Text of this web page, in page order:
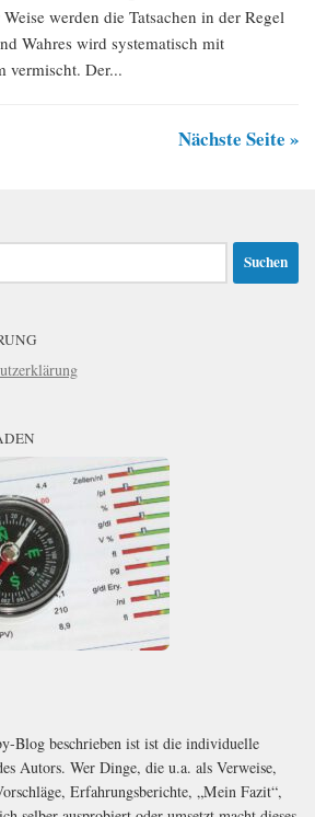
werden die Tatsachen in der Regel
Wahres wird systematisch mit
vermischt. Der...
Nächste Seite »
Blog beschrieben ist ist die individuelle
Autors. Wer Dinge, die u.a. als Verweise,
Erfahrungsberichte, „Mein Fazit“,